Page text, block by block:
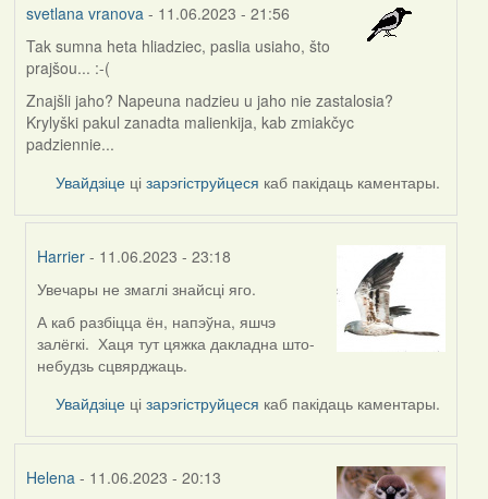
svetlana vranova - 11.06.2023 - 21:56
Tak sumna heta hliadziec, paslia usiaho, što
prajšou... :-(
Znajšli jaho? Napeuna nadzieu u jaho nie zastalosia?
Krylyški pakul zanadta malienkija, kab zmiakčyc
padziennie...
Увайдзіце цізарэгіструйцеся каб пакідаць каментары.
Harrier - 11.06.2023 - 23:18
In
reply
to
by
vranova
Увечары не змаглі знайсці яго.
А каб разбіцца ён, напэўна, яшчэ
залёгкі. Хаця тут цяжка дакладна што-
небудзь сцвярджаць.
Увайдзіце цізарэгіструйцеся каб пакідаць каментары.
Helena - 11.06.2023 - 20:13